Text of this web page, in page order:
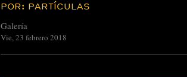
POR: PARTÍCULAS
Galería
Vie, 23 febrero 2018